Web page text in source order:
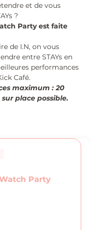
et de vous
?
Party est faite
de I.N, on vous
entre STAYs en
performances
Café.
maximum : 20
place possible.
Party